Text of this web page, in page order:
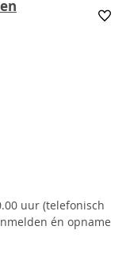
uur (telefonisch
én opname